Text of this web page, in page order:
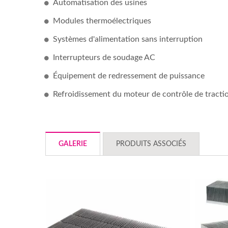
Automatisation des usines
Modules thermoélectriques
Systèmes d'alimentation sans interruption
Interrupteurs de soudage AC
Équipement de redressement de puissance
Refroidissement du moteur de contrôle de
GALERIE PRODUITS ASSOCIÉS